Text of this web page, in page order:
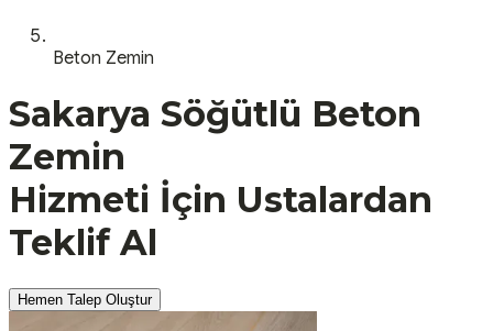
Beton Zemin
Sakarya Söğütlü Beton
Zemin
Hizmeti İçin Ustalardan
Teklif Al
Hemen Talep Oluştur